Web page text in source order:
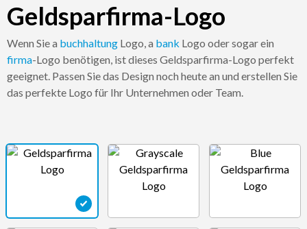
Geldsparfirma-Logo
Wenn Sie a buchhaltung Logo, a bank Logo oder sogar ein
firma-Logo benötigen, ist dieses Geldsparfirma-Logo perfekt
geeignet. Passen Sie das Design noch heute an und erstellen Sie
das perfekte Logo für Ihr Unternehmen oder Team.